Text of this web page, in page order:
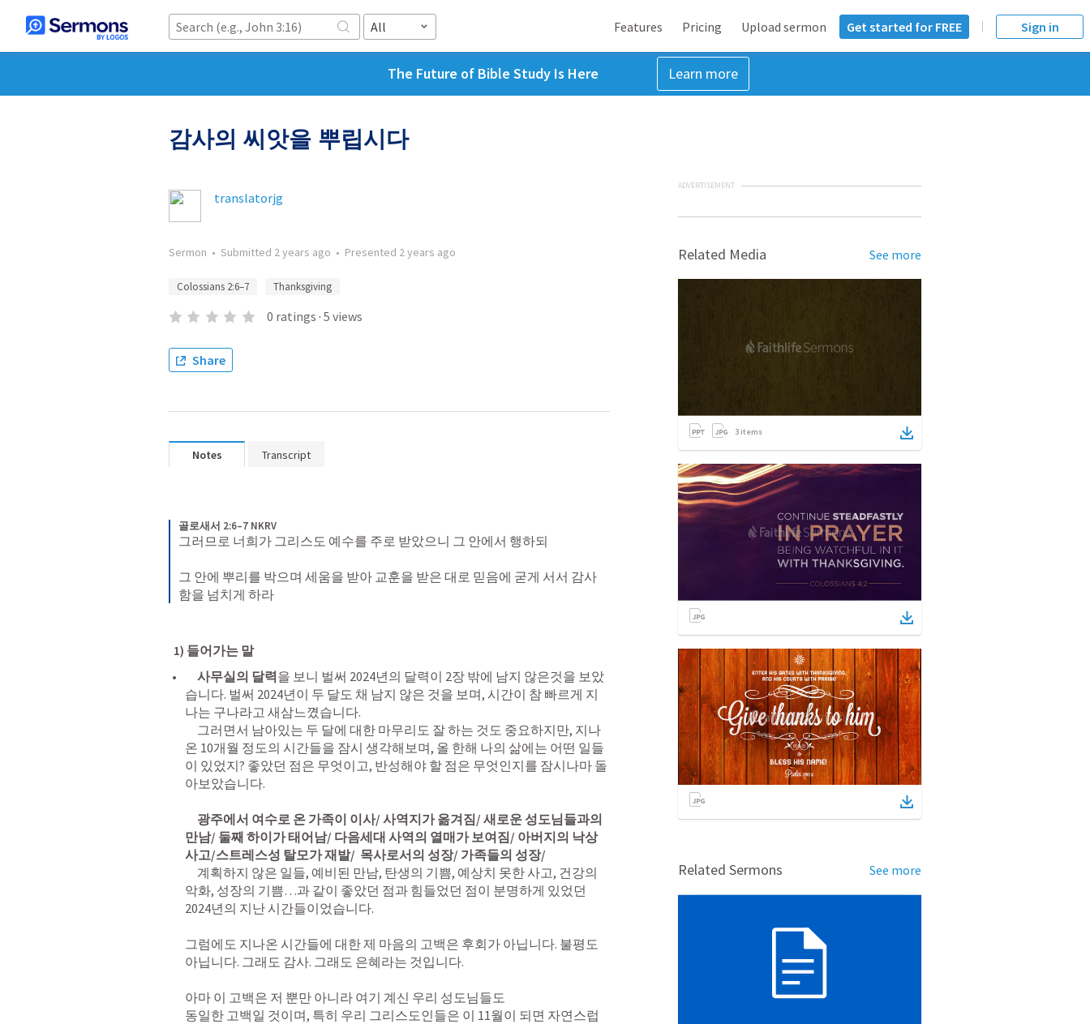
All Features Pricing Upload sermon Get started for FREE Sign in
The Future of Bible Study Is Here Learn more
감사의 씨앗을 뿌립시다
translatorjg
Sermon • Submitted 2 years ago • Presented 2 years ago
Colossians 2:6–7 Thanksgiving
0 ratings · 5 views
Share
Notes Transcript
골로새서 2:6–7 NKRV
그러므로 너희가 그리스도 예수를 주로 받았으니 그 안에서 행하되
그 안에 뿌리를 박으며 세움을 받아 교훈을 받은 대로 믿음에 굳게 서서 감사
함을 넘치게 하라
  1) 들어가는 말
사무실의 달력을 보니 벌써 2024년의 달력이 2장 밖에 남지 않은것을 보았
습니다. 벌써 2024년이 두 달도 채 남지 않은 것을 보며, 시간이 참 빠르게 지
나는 구나라고 새삼느꼈습니다.
온 10개월 정도의 시간들을 잠시 생각해보며, 올 한해 나의 삶에는 어떤 일들
이 있었지? 좋았던 점은 무엇이고, 반성해야 할 점은 무엇인지를 잠시나마 돌
아보았습니다.
광주에서 여수로 온 가족이 이사/ 사역지가 옮겨짐/ 새로운 성도님들과의
만남/ 둘째 하이가 태어남/ 다음세대 사역의 열매가 보여짐/ 아버지의 낙상
사고/스트레스성 탈모가 재발/  목사로서의 성장/ 가족들의 성장/
악화, 성장의 기쁨…과 같이 좋았던 점과 힘들었던 점이 분명하게 있었던
2024년의 지난 시간들이었습니다.
그럼에도 지나온 시간들에 대한 제 마음의 고백은 후회가 아닙니다. 불평도
아닙니다. 그래도 감사. 그래도 은혜라는 것입니다.
아마 이 고백은 저 뿐만 아니라 여기 계신 우리 성도님들도
동일한 고백일 것이며, 특히 우리 그리스도인들은 이 11월이 되면 자연스럽
ADVERTISEMENT
Related Media See more
3 items
Related Sermons See more